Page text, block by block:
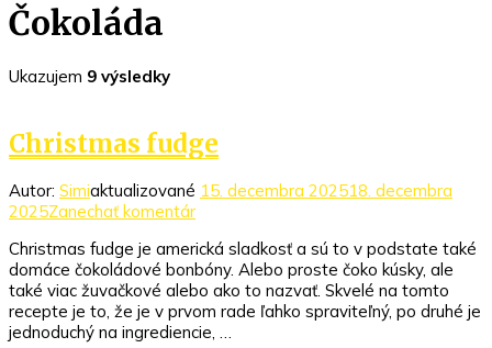
Čokoláda
Ukazujem 9 výsledky
Christmas fudge
Autor: Simiaktualizované 15. decembra 202518. decembra
2025Zanechať komentárk
Christmas
fudge
Christmas fudge je americká sladkosť a sú to v podstate také
domáce čokoládové bonbóny. Alebo proste čoko kúsky, ale
také viac žuvačkové alebo ako to nazvať. Skvelé na tomto
recepte je to, že je v prvom rade ľahko spraviteľný, po druhé je
jednoduchý na ingrediencie, …